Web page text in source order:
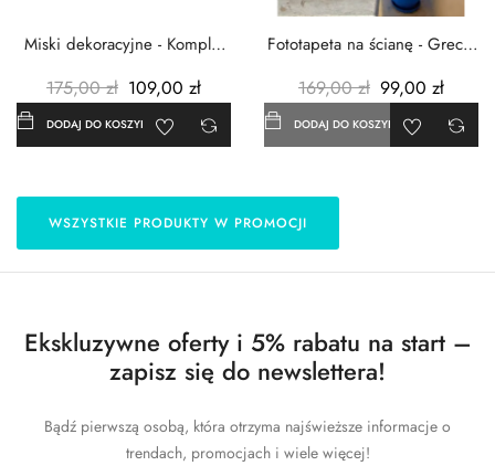
Miski dekoracyjne - Komplet
175,00 zł 109,00 zł
DODAJ DO KOSZYKA
Fototapeta na ścianę - Grecja
169,00 zł 99,00 zł
DODAJ DO KOSZYKA
WSZYSTKIE PRODUKTY W PROMOCJI
Ekskluzywne oferty i 5% rabatu na start –
zapisz się do newslettera!
Bądź pierwszą osobą, która otrzyma najświeższe informacje o
trendach, promocjach i wiele więcej!